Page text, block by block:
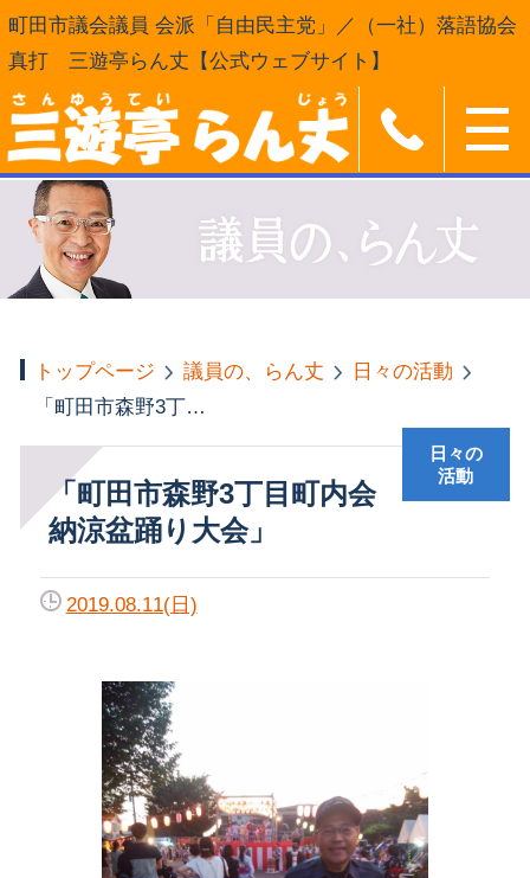
町田市議会議員 会派「自由民主党」／（一社）落語協会
真打 三遊亭らん丈【公式ウェブサイト】
トップページ 議員の、らん丈
日々の活動
「町田市森野3丁目町内会納涼盆踊り大会」
「町田市森野3丁目町内会
納涼盆踊り大会」
日々の
活動
2019.08.11(日)